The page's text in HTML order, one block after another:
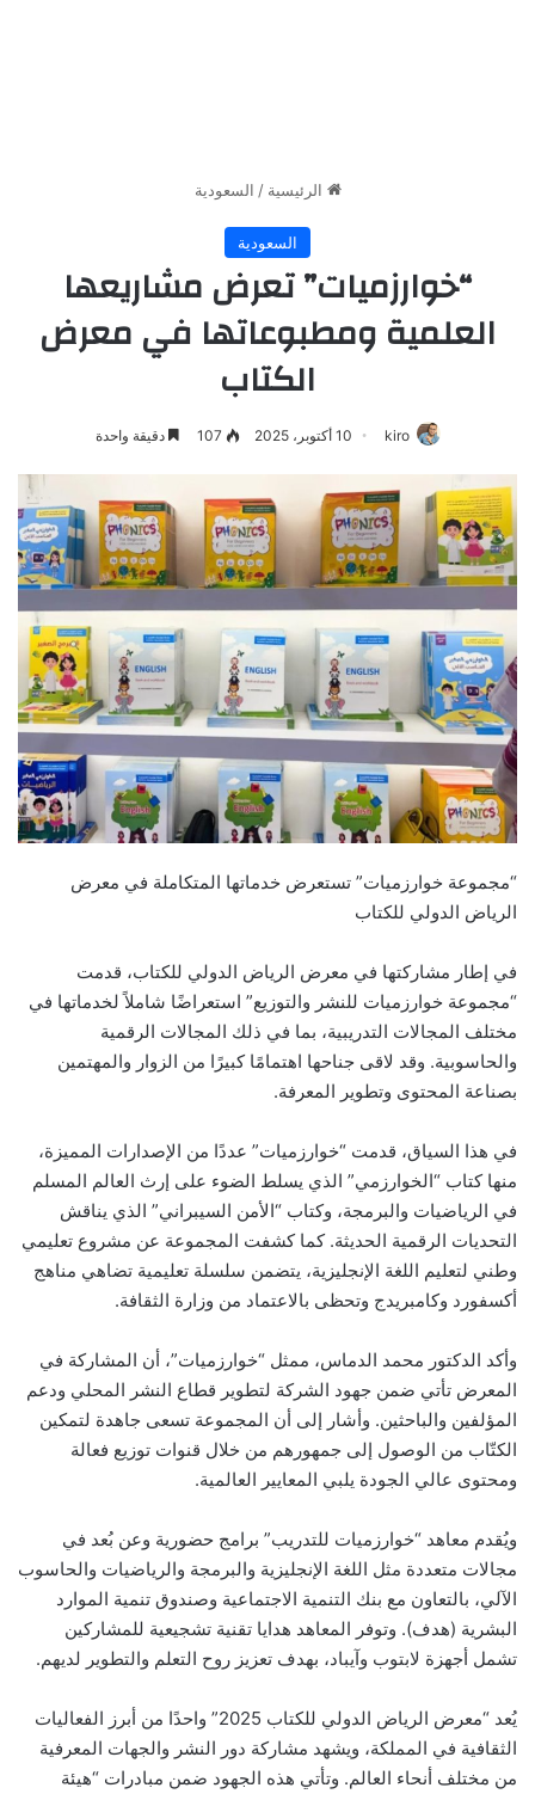
الرئيسية / السعودية
السعودية
“خوارزميات” تعرض مشاريعها
العلمية ومطبوعاتها في معرض
الكتاب
kiro 10 أكتوبر، 2025 107 دقيقة واحدة
“مجموعة خوارزميات” تستعرض خدماتها المتكاملة في معرض
الرياض الدولي للكتاب
في إطار مشاركتها في معرض الرياض الدولي للكتاب، قدمت
“مجموعة خوارزميات للنشر والتوزيع” استعراضًا شاملاً لخدماتها في
مختلف المجالات التدريبية، بما في ذلك المجالات الرقمية
والحاسوبية. وقد لاقى جناحها اهتمامًا كبيرًا من الزوار والمهتمين
بصناعة المحتوى وتطوير المعرفة.
في هذا السياق، قدمت “خوارزميات” عددًا من الإصدارات المميزة،
منها كتاب “الخوارزمي” الذي يسلط الضوء على إرث العالم المسلم
في الرياضيات والبرمجة، وكتاب “الأمن السيبراني” الذي يناقش
التحديات الرقمية الحديثة. كما كشفت المجموعة عن مشروع تعليمي
وطني لتعليم اللغة الإنجليزية، يتضمن سلسلة تعليمية تضاهي مناهج
أكسفورد وكامبريدج وتحظى بالاعتماد من وزارة الثقافة.
وأكد الدكتور محمد الدماس، ممثل “خوارزميات”، أن المشاركة في
المعرض تأتي ضمن جهود الشركة لتطوير قطاع النشر المحلي ودعم
المؤلفين والباحثين. وأشار إلى أن المجموعة تسعى جاهدة لتمكين
الكتّاب من الوصول إلى جمهورهم من خلال قنوات توزيع فعالة
ومحتوى عالي الجودة يلبي المعايير العالمية.
ويُقدم معاهد “خوارزميات للتدريب” برامج حضورية وعن بُعد في
مجالات متعددة مثل اللغة الإنجليزية والبرمجة والرياضيات والحاسوب
الآلي، بالتعاون مع بنك التنمية الاجتماعية وصندوق تنمية الموارد
البشرية (هدف). وتوفر المعاهد هدايا تقنية تشجيعية للمشاركين
تشمل أجهزة لابتوب وآيباد، بهدف تعزيز روح التعلم والتطوير لديهم.
يُعد “معرض الرياض الدولي للكتاب 2025” واحدًا من أبرز الفعاليات
الثقافية في المملكة، ويشهد مشاركة دور النشر والجهات المعرفية
من مختلف أنحاء العالم. وتأتي هذه الجهود ضمن مبادرات “هيئة